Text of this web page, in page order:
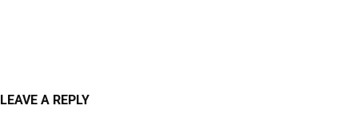
LEAVE A REPLY